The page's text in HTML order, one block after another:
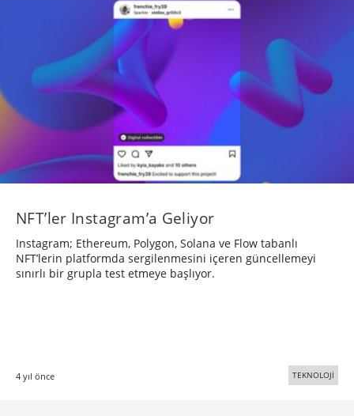
NFT’ler Instagram’a Geliyor
Instagram; Ethereum, Polygon, Solana ve Flow tabanlı
NFT’lerin platformda sergilenmesini içeren güncellemeyi
sınırlı bir grupla test etmeye başlıyor.
4 yıl önce TEKNOLOJİ